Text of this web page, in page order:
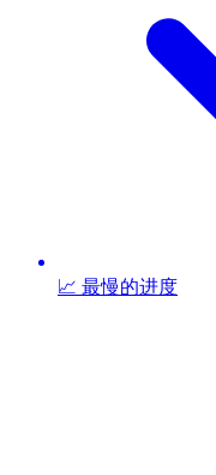
📈 最慢的进度